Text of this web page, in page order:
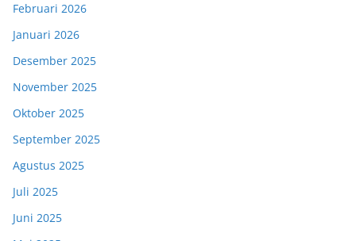
Februari 2026
Januari 2026
Desember 2025
November 2025
Oktober 2025
September 2025
Agustus 2025
Juli 2025
Juni 2025